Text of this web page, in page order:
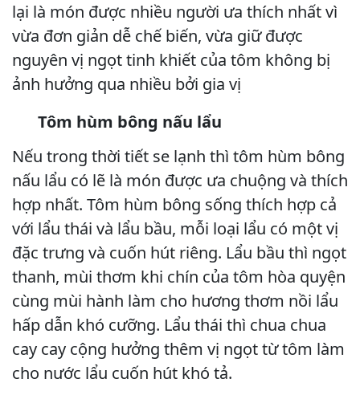
lại là món được nhiều người ưa thích nhất vì
vừa đơn giản dễ chế biến, vừa giữ được
nguyên vị ngọt tinh khiết của tôm không bị
ảnh hưởng qua nhiều bởi gia vị
Tôm hùm bông nấu lẩu
Nếu trong thời tiết se lạnh thì tôm hùm bông
nấu lẩu có lẽ là món được ưa chuộng và thích
hợp nhất. Tôm hùm bông sống thích hợp cả
với lẩu thái và lẩu bầu, mỗi loại lẩu có một vị
đặc trưng và cuốn hút riêng. Lẩu bầu thì ngọt
thanh, mùi thơm khi chín của tôm hòa quyện
cùng mùi hành làm cho hương thơm nồi lẩu
hấp dẫn khó cưỡng. Lẩu thái thì chua chua
cay cay cộng hưởng thêm vị ngọt từ tôm làm
cho nước lẩu cuốn hút khó tả.